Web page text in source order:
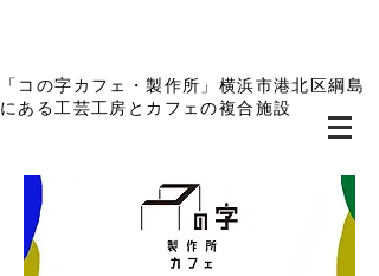
「コの字カフェ・製作所」横浜市港北区綱島
にある工芸工房とカフェの複合施設